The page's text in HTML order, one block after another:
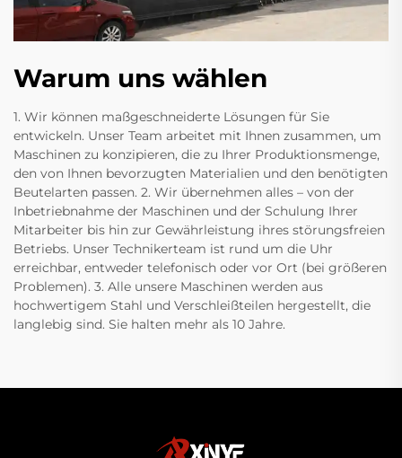
Warum uns wählen
1. Wir können maßgeschneiderte Lösungen für Sie
entwickeln. Unser Team arbeitet mit Ihnen zusammen, um
Maschinen zu konzipieren, die zu Ihrer Produktionsmenge,
den von Ihnen bevorzugten Materialien und den benötigten
Beutelarten passen. 2. Wir übernehmen alles – von der
Inbetriebnahme der Maschinen und der Schulung Ihrer
Mitarbeiter bis hin zur Gewährleistung ihres störungsfreien
Betriebs. Unser Technikerteam ist rund um die Uhr
erreichbar, entweder telefonisch oder vor Ort (bei größeren
Problemen). 3. Alle unsere Maschinen werden aus
hochwertigem Stahl und Verschleißteilen hergestellt, die
langlebig sind. Sie halten mehr als 10 Jahre.